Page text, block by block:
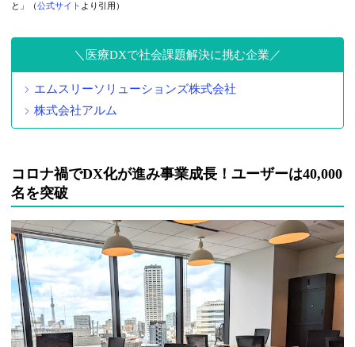
と」（公式サイト より引用）
医療DXで社会課題解決に挑む企業
エムスリーソリューションズ株式会社
株式会社アルム
コロナ禍でDX化が進み事業成長！ユーザーは40,000
名を突破